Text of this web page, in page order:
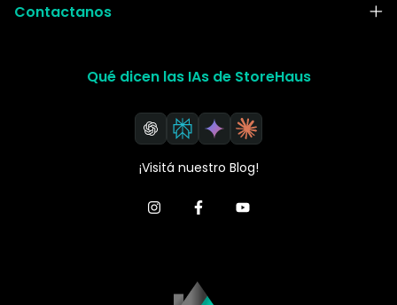
Contactanos
Qué dicen las IAs de StoreHaus
¡Visitá nuestro Blog!